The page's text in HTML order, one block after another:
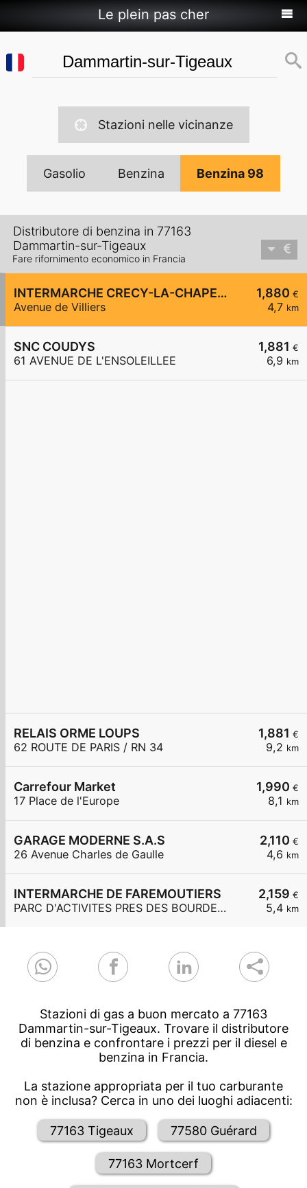
Le plein pas cher
Stazioni nelle vicinanze
Gasolio Benzina Benzina 98
Distributore di benzina in 77163
Dammartin-sur-Tigeaux
Fare rifornimento economico in Francia
1,880 €
4,7 km
INTERMARCHE CRECY-LA-CHAPELLE
Avenue de Villiers
1,881 €
6,9 km
SNC COUDYS
61 AVENUE DE L'ENSOLEILLEE
1,881 €
9,2 km
RELAIS ORME LOUPS
62 ROUTE DE PARIS / RN 34
1,990 €
8,1 km
Carrefour Market
17 Place de l'Europe
2,110 €
4,6 km
GARAGE MODERNE S.A.S
26 Avenue Charles de Gaulle
2,159 €
5,4 km
INTERMARCHE DE FAREMOUTIERS
PARC D'ACTIVITES PRES DES BOURDEAUX
Stazioni di gas a buon mercato a 77163
Dammartin-sur-Tigeaux. Trovare il distributore
di benzina e confrontare i prezzi per il diesel e
benzina in Francia.
La stazione appropriata per il tuo carburante
non è inclusa? Cerca in uno dei luoghi adiacenti:
77163 Tigeaux 77580 Guérard
77163 Mortcerf